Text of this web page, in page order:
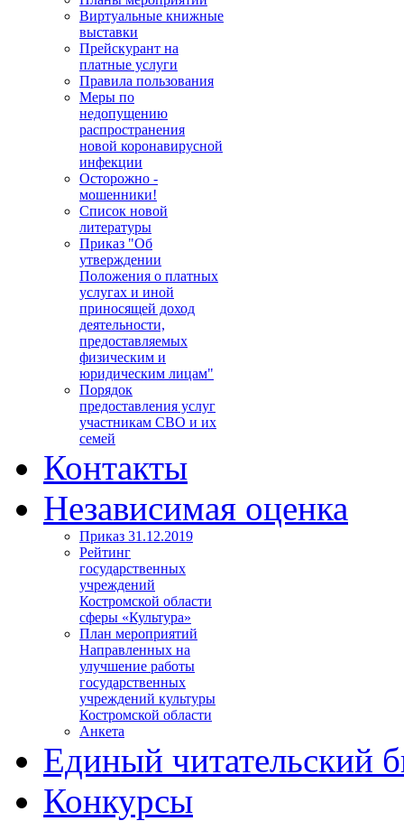
Виртуальные книжные
выставки
Прейскурант на
платные услуги
Правила пользования
Меры по
недопущению
распространения
новой коронавирусной
инфекции
Осторожно -
мошенники!
Список новой
литературы
Приказ "Об
утверждении
Положения о платных
услугах и иной
приносящей доход
деятельности,
предоставляемых
физическим и
юридическим лицам"
Порядок
предоставления услуг
участникам СВО и их
семей
Контакты
Независимая оценка
Приказ 31.12.2019
Рейтинг
государственных
учреждений
Костромской области
сферы «Культура»
План мероприятий
Направленных на
улучшение работы
государственных
учреждений культуры
Костромской области
Анкета
Единый читательский
Конкурсы